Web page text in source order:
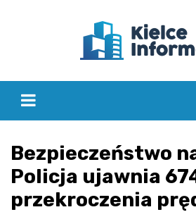
Bezpieczeństwo
Policja ujawnia
przekroczenia